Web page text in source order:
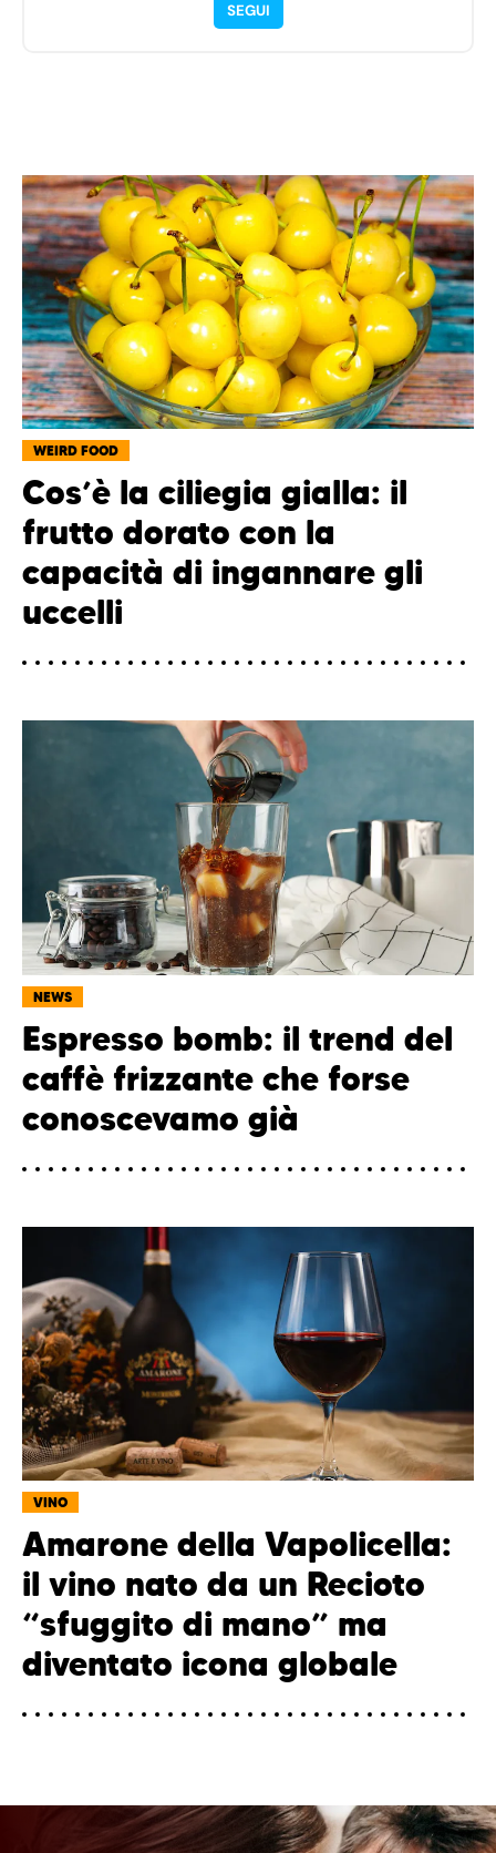
SEGUI
WEIRD FOOD
Cos’è la ciliegia gialla: il
frutto dorato con la
capacità di ingannare gli
uccelli
NEWS
Espresso bomb: il trend del
caffè frizzante che forse
conoscevamo già
VINO
Amarone della Vapolicella:
il vino nato da un Recioto
“sfuggito di mano” ma
diventato icona globale